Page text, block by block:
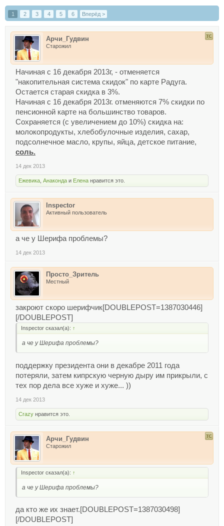
1 2 3 4 5 6 Вперёд >
Арчи_Гудвин
Старожил
Начиная с 16 декабря 2013г, - отменяется
"накопительная система скидок" по карте Радуга.
Остается старая скидка в 3%.
Начиная с 16 декабря 2013г. отменяются 7% скидки по
пенсионной карте на большинство товаров.
Сохраняется (с увеличением до 10%) скидка на:
молокопродукты, хлебобулочные изделия, сахар,
подсолнечное масло, крупы, яйца, детское питание,
соль.
14 дек 2013
Ежевика Анаконда и Елена нравится это.
Inspector
Активный пользователь
а че у Шерифа проблемы?
14 дек 2013
Просто_Зритель
Местный
закроют скоро шерифчик[DOUBLEPOST=1387030446]
[/DOUBLEPOST]
Inspector сказал(а): ↑
а че у Шерифа проблемы?
поддержку президента они в декабре 2011 года
потеряли, затем кипрскую черную дыру им прикрыли, с
тех пор дела все хуже и хуже... ))
14 дек 2013
Crazy нравится это.
Арчи_Гудвин
Старожил
Inspector сказал(а): ↑
а че у Шерифа проблемы?
да кто же их знает.[DOUBLEPOST=1387030498]
[/DOUBLEPOST]